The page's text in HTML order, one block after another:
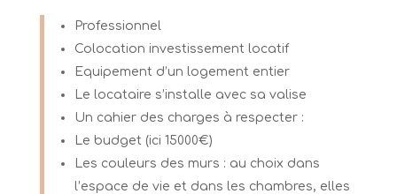
Professionnel
Colocation investissement locatif
Equipement d’un logement entier
Le locataire s’installe avec sa valise
Un cahier des charges à respecter :
Le budget (ici 15000€)
Les couleurs des murs : au choix dans
l’espace de vie et dans les chambres, elles